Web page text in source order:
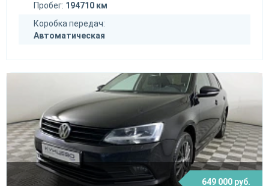
Пробег: 194710 км
Коробка передач:
Автоматическая
649 000 руб.